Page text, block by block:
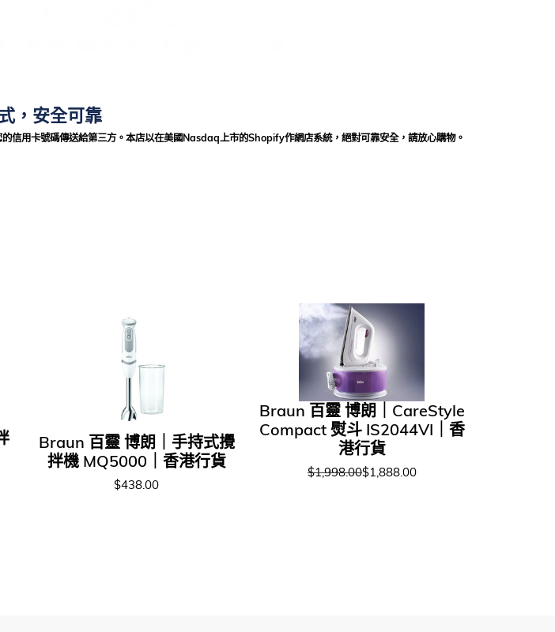
，安全可靠
用卡號碼傳送給第三方。本店以在美國Nasdaq上市的Shopify作網店系統，絕對可靠安全，請放心購物。
Braun 百靈 博朗｜手持式攪
拌機 MQ5000｜香港行貨
$438.00
Braun 百靈 博朗｜CareStyle
Compact 熨斗 IS2044VI｜香
港行貨
$1,998.00$1,888.00